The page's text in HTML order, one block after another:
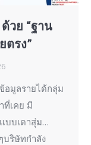
วย “ฐาน
ตรง”
อมูลรายได้กลุ่ม
ที่เคย มี
บบเดาสุ่ม…
บริษัทกำลัง